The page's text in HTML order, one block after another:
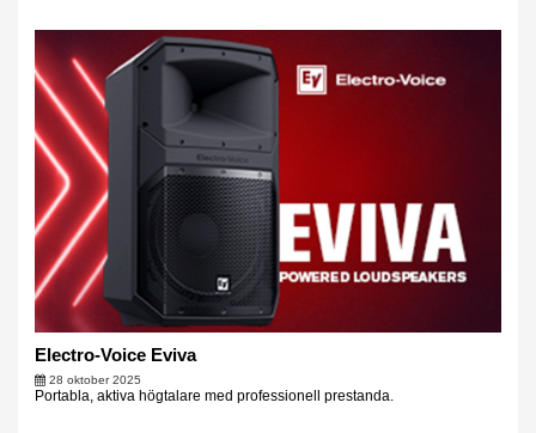
Electro-Voice Eviva
28 oktober 2025
Portabla, aktiva högtalare med professionell prestanda.